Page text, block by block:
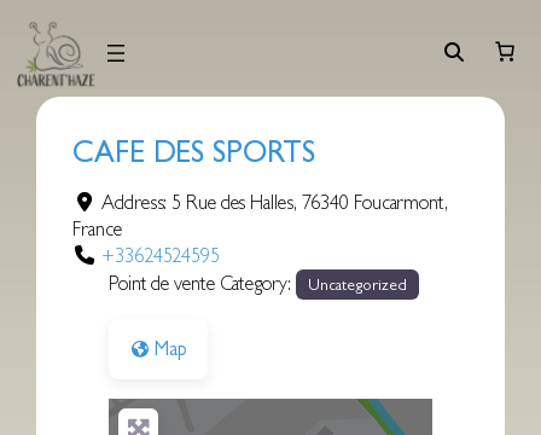
contenu
CAFE DES SPORTS
Address: 5 Rue des Halles, 76340 Foucarmont,
France
+33624524595
Point de vente Category:
Uncategorized
Map